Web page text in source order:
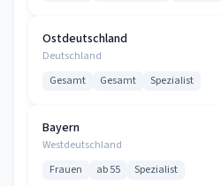
Ostdeutschland
Deutschland
Gesamt Gesamt Spezialist
Bayern
Westdeutschland
Frauen ab 55 Spezialist